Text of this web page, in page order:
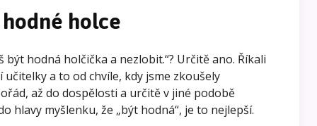
holce
být hodná holčička a nezlobit.“? Určitě ano. Říkali
a to od chvíle, kdy jsme zkoušely
až do dospělosti a určitě v jiné podobě
hlavy myšlenku, že „být hodná“, je to nejlepší.